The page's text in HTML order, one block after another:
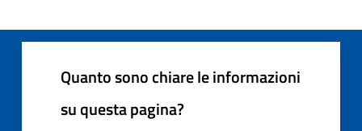
Quanto sono chiare le informazioni
su questa pagina?